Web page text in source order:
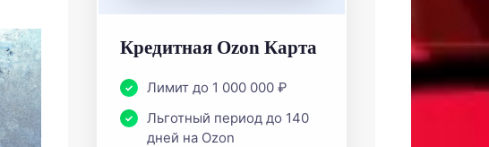
Кредитная Ozon Карта
Лимит до 1 000 000 ₽
Льготный период до 140
дней на Ozon